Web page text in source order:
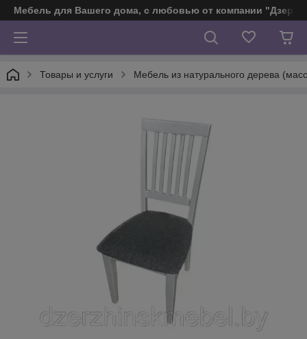
Мебель для Вашего дома, с любовью от компании
Товары и услуги Мебель из натурального дерева